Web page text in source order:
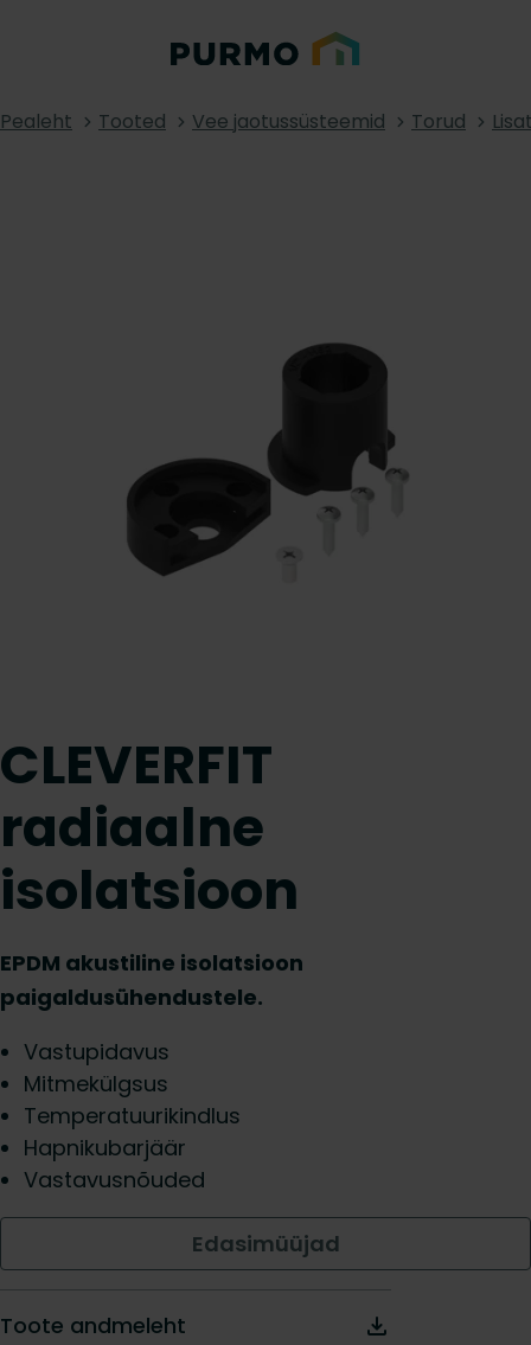
Pealeht Tooted Vee jaotussüsteemid Torud
CLEVERFIT
radiaalne
isolatsioon
EPDM akustiline isolatsioon
paigaldusühendustele.
Vastupidavus
Mitmekülgsus
Temperatuurikindlus
Hapnikubarjäär
Vastavusnõuded
Edasimüüjad
Toote andmeleht